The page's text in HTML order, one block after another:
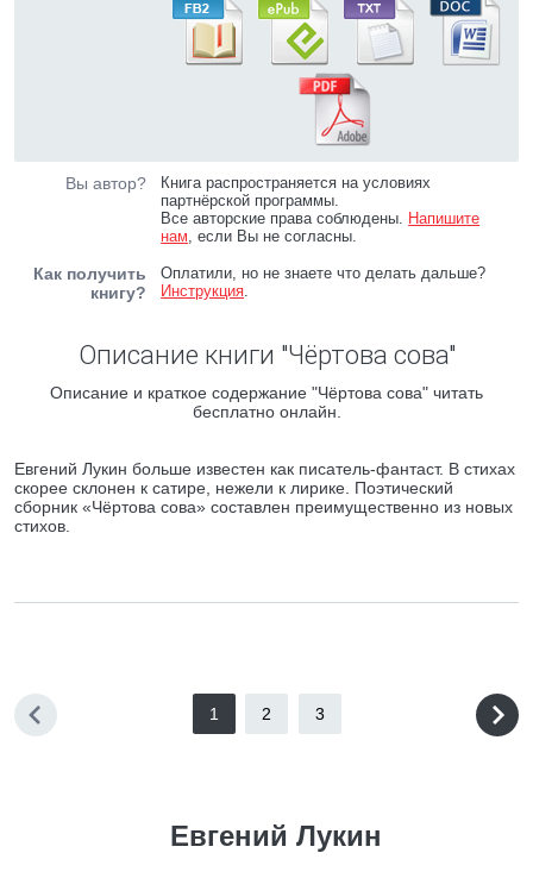
Вы автор?
Книга распространяется на условиях
партнёрской программы.
Все авторские права соблюдены. Напишите
нам, если Вы не согласны.
Как получить
книгу?
Оплатили, но не знаете что делать дальше?
Инструкция.
Описание книги "Чёртова сова"
Описание и краткое содержание "Чёртова сова" читать
бесплатно онлайн.
Евгений Лукин больше известен как писатель-фантаст. В стихах
скорее склонен к сатире, нежели к лирике. Поэтический
сборник «Чёртова сова» составлен преимущественно из новых
стихов.
1 2 3
Евгений Лукин